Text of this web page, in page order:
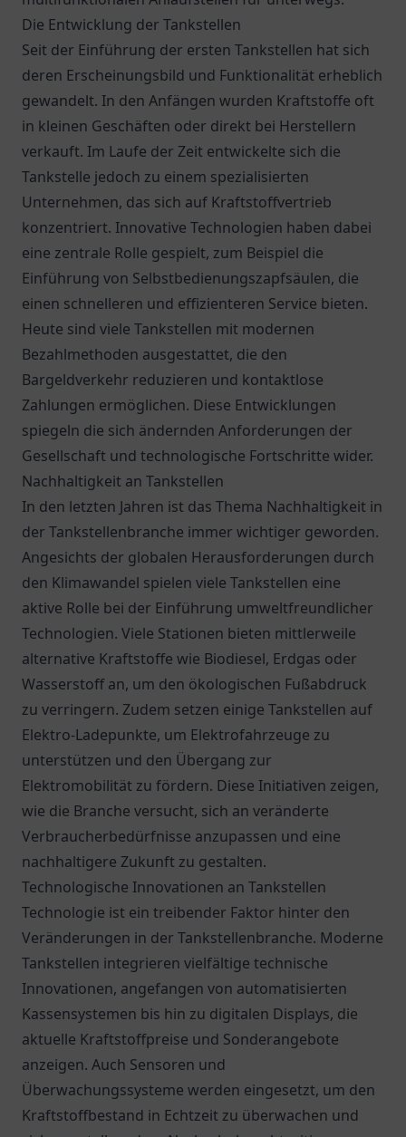
Die Entwicklung der Tankstellen
Seit der Einführung der ersten Tankstellen hat sich
deren Erscheinungsbild und Funktionalität erheblich
gewandelt. In den Anfängen wurden Kraftstoffe oft
in kleinen Geschäften oder direkt bei Herstellern
verkauft. Im Laufe der Zeit entwickelte sich die
Tankstelle jedoch zu einem spezialisierten
Unternehmen, das sich auf Kraftstoffvertrieb
konzentriert. Innovative Technologien haben dabei
eine zentrale Rolle gespielt, zum Beispiel die
Einführung von Selbstbedienungszapfsäulen, die
einen schnelleren und effizienteren Service bieten.
Heute sind viele Tankstellen mit modernen
Bezahlmethoden ausgestattet, die den
Bargeldverkehr reduzieren und kontaktlose
Zahlungen ermöglichen. Diese Entwicklungen
spiegeln die sich ändernden Anforderungen der
Gesellschaft und technologische Fortschritte wider.
Nachhaltigkeit an Tankstellen
In den letzten Jahren ist das Thema Nachhaltigkeit in
der Tankstellenbranche immer wichtiger geworden.
Angesichts der globalen Herausforderungen durch
den Klimawandel spielen viele Tankstellen eine
aktive Rolle bei der Einführung umweltfreundlicher
Technologien. Viele Stationen bieten mittlerweile
alternative Kraftstoffe wie Biodiesel, Erdgas oder
Wasserstoff an, um den ökologischen Fußabdruck
zu verringern. Zudem setzen einige Tankstellen auf
Elektro-Ladepunkte, um Elektrofahrzeuge zu
unterstützen und den Übergang zur
Elektromobilität zu fördern. Diese Initiativen zeigen,
wie die Branche versucht, sich an veränderte
Verbraucherbedürfnisse anzupassen und eine
nachhaltigere Zukunft zu gestalten.
Technologische Innovationen an Tankstellen
Technologie ist ein treibender Faktor hinter den
Veränderungen in der Tankstellenbranche. Moderne
Tankstellen integrieren vielfältige technische
Innovationen, angefangen von automatisierten
Kassensystemen bis hin zu digitalen Displays, die
aktuelle Kraftstoffpreise und Sonderangebote
anzeigen. Auch Sensoren und
Überwachungssysteme werden eingesetzt, um den
Kraftstoffbestand in Echtzeit zu überwachen und